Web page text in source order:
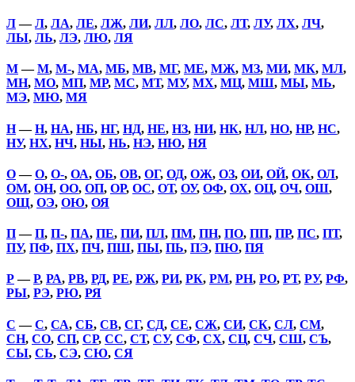
Л—Л, ЛА, ЛЕ, ЛЖ, ЛИ, ЛЛ, ЛО, ЛС, ЛТ, ЛУ, ЛХ, ЛЧ,
ЛЫ, ЛЬ, ЛЭ, ЛЮ, ЛЯ
М—М, М-, МА, МБ, МВ, МГ, МЕ, МЖ, МЗ, МИ, МК, МЛ,
МН, МО, МП, МР, МС, МТ, МУ, МХ, МЦ, МШ, МЫ, МЬ,
МЭ, МЮ, МЯ
Н—Н, НА, НБ, НГ, НД, НЕ, НЗ, НИ, НК, НЛ, НО, НР, НС,
НУ, НХ, НЧ, НЫ, НЬ, НЭ, НЮ, НЯ
О—О, О-, ОА, ОБ, ОВ, ОГ, ОД, ОЖ, ОЗ, ОИ, ОЙ, ОК, ОЛ,
ОМ, ОН, ОО, ОП, ОР, ОС, ОТ, ОУ, ОФ, ОХ, ОЦ, ОЧ, ОШ,
ОЩ, ОЭ, ОЮ, ОЯ
П—П, П-, ПА, ПЕ, ПИ, ПЛ, ПМ, ПН, ПО, ПП, ПР, ПС, ПТ,
ПУ, ПФ, ПХ, ПЧ, ПШ, ПЫ, ПЬ, ПЭ, ПЮ, ПЯ
Р—Р, РА, РВ, РД, РЕ, РЖ, РИ, РК, РМ, РН, РО, РТ, РУ, РФ,
РЫ, РЭ, РЮ, РЯ
С —С, СА, СБ, СВ, СГ, СД, СЕ, СЖ, СИ, СК, СЛ, СМ,
СН, СО, СП, СР, СС, СТ, СУ, СФ, СХ, СЦ, СЧ, СШ, СЪ,
СЫ, СЬ, СЭ, СЮ, СЯ